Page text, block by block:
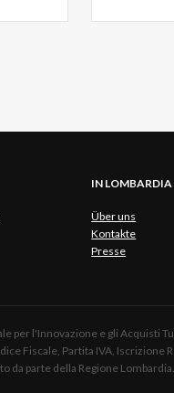
IN LOMBARDIA
Über uns
Kontakte
Presse
per l'Innovazione e gli
Fiscale, Partita IVA,
da parte della Regione Lombardia.